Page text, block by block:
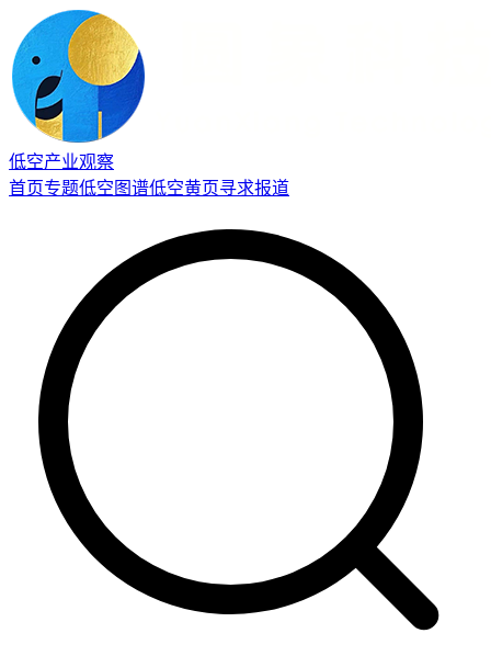
低空产业观察
首页专题低空图谱低空黄页寻求报道